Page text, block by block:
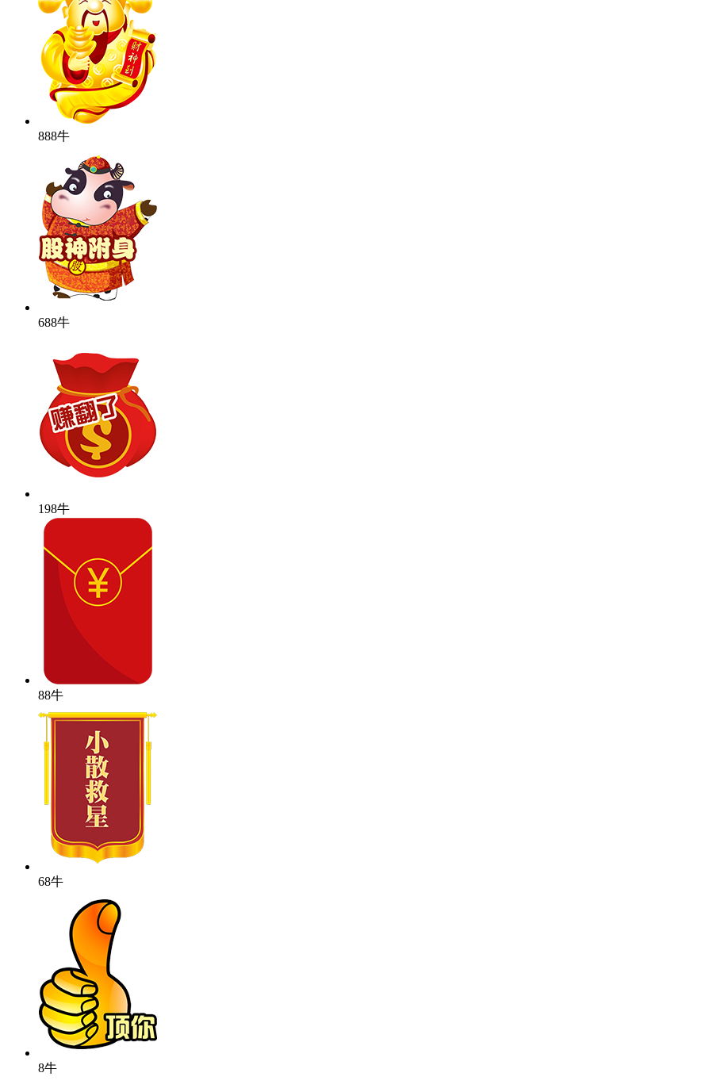
888牛
688牛
198牛
88牛
68牛
8牛